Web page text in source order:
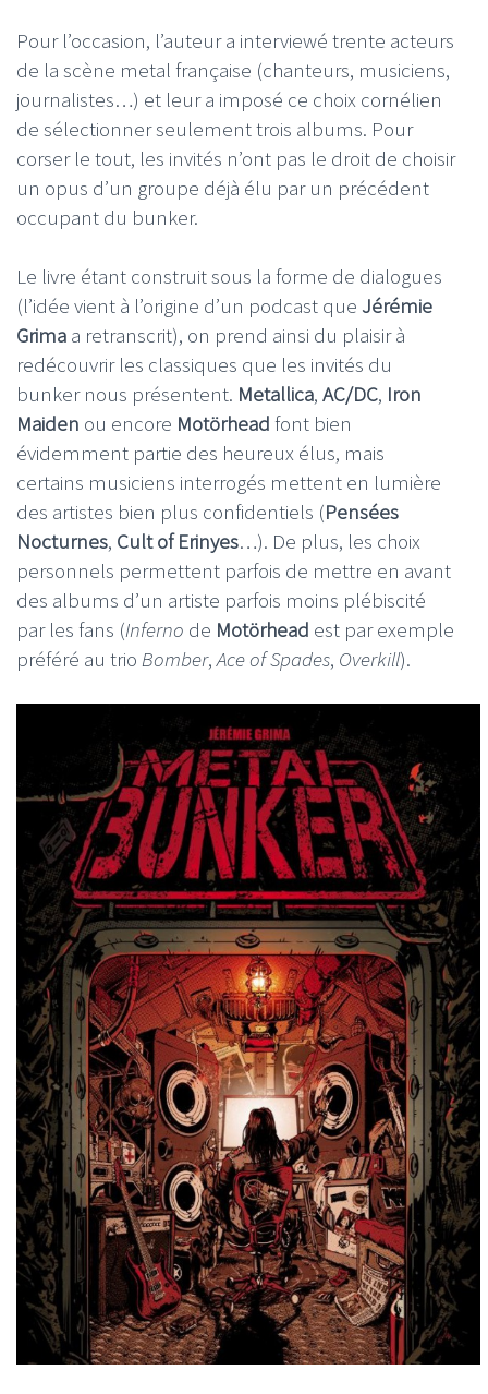
Pour l’occasion, l’auteur a interviewé trente acteurs
de la scène metal française (chanteurs, musiciens,
journalistes…) et leur a imposé ce choix cornélien
de sélectionner seulement trois albums. Pour
corser le tout, les invités n’ont pas le droit de choisir
un opus d’un groupe déjà élu par un précédent
occupant du bunker.
Le livre étant construit sous la forme de dialogues
(l’idée vient à l’origine d’un podcast que Jérémie
Grima a retranscrit), on prend ainsi du plaisir à
redécouvrir les classiques que les invités du
bunker nous présentent. Metallica, AC/DC, Iron
Maiden ou encore Motörhead font bien
évidemment partie des heureux élus, mais
certains musiciens interrogés mettent en lumière
des artistes bien plus confidentiels (Pensées
Nocturnes, Cult of Erinyes…). De plus, les choix
personnels permettent parfois de mettre en avant
des albums d’un artiste parfois moins plébiscité
par les fans (Inferno de Motörhead est par exemple
préféré au trio Bomber,Ace of Spades, Overkill).